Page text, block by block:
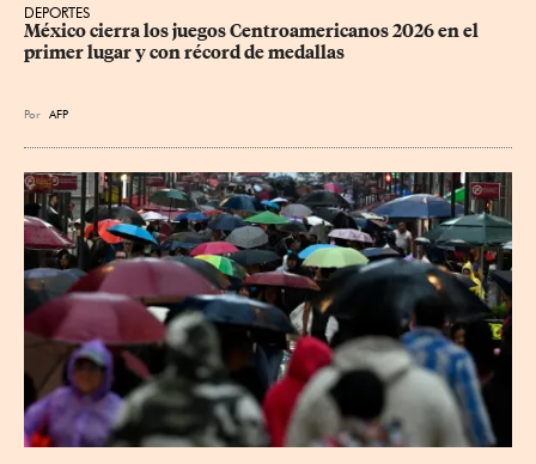
DEPORTES
México cierra los juegos Centroamericanos 2026 en el
primer lugar y con récord de medallas
Por AFP